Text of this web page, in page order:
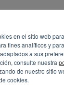
en el sitio web
fines analíticos y
a sus
consulte nuestra
de nuestro sitio
cookies.